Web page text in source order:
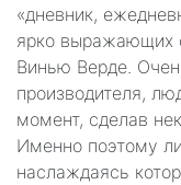
«дневник,
ярко выражающих
Винью Верде.
производителя,
момент, сделав
Именно поэтому
наслаждаясь